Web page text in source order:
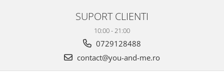
SUPORT CLIENTI
10:00 - 21:00
0729128488
contact@you-and-me.ro